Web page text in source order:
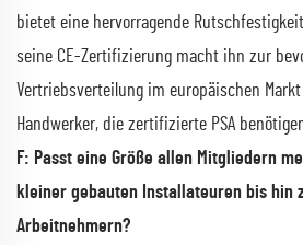
bietet eine hervorragende
seine CE-Zertifizierung macht ihn zur
Vertriebsverteilung im europäischen
Handwerker, die zertifizierte PSA
F: Passt eine Größe allen Mitgliedern
kleiner gebauten Installateuren bis hin
Arbeitnehmern?